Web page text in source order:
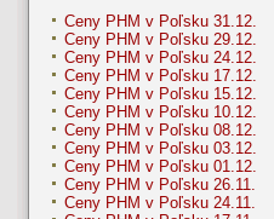
Ceny PHM v Poľsku 31.12.
Ceny PHM v Poľsku 29.12.
Ceny PHM v Poľsku 24.12.
Ceny PHM v Poľsku 17.12.
Ceny PHM v Poľsku 15.12.
Ceny PHM v Poľsku 10.12.
Ceny PHM v Poľsku 08.12.
Ceny PHM v Poľsku 03.12.
Ceny PHM v Poľsku 01.12.
Ceny PHM v Poľsku 26.11.
Ceny PHM v Poľsku 24.11.